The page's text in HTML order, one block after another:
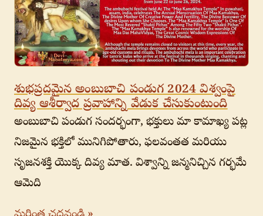
శుభప్రదమైన అంబుబాచి పండుగ 2024 విశ్వంపై
దివ్య ఆశీర్వాద ప్రవాహాన్ని వేడుక చేసుకుంటుంది
అంబుబాచి పండుగ సందర్భంగా, భక్తులు మా కామాఖ్య పట్ల
నిజమైన భక్తిలో మునిగిపోతారు, ఫలవంతత మరియు
సృజనశక్తి యొక్క దివ్య మాత. విశ్వాన్ని జన్మనిచ్చిన గర్భమే
ఆమెది